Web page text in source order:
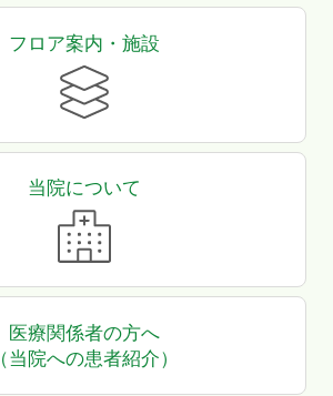
フロア案内・施設
当院について
医療関係者の方へ
（当院への患者紹介）